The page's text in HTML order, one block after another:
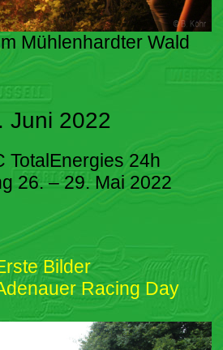
Mühlenhardter Wald
Juni 2022
TotalEnergies 24h
26. – 29. Mai 2022
Bilder
Racing Day